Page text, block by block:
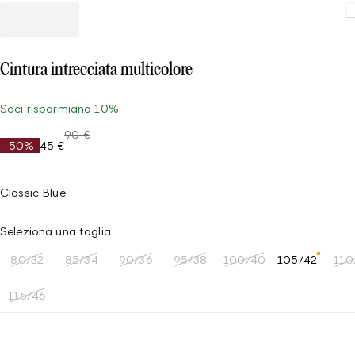
Cintura intrecciata multicolore
Soci risparmiano 10%
-50% 45 €
90 €
Classic Blue
Seleziona una taglia
80/32 85/34 90/36 95/38 100/40 105/42
115/46